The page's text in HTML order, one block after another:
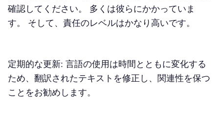
確認してください。 多くは彼らにかかっていま
す。 そして、責任のレベルはかなり高いです。
定期的な更新: 言語の使用は時間とともに変化する
ため、翻訳されたテキストを修正し、関連性を保つ
ことをお勧めします。